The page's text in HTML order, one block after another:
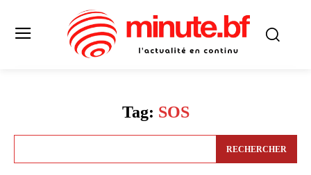
Tag: SOS
RECHERCHER